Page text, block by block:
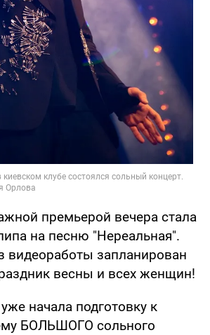
премьерой вечера стала
на песню "Нереальная".
видеоработы запланирован
весны и всех женщин!
начала подготовку к
БОЛЬШОГО сольного